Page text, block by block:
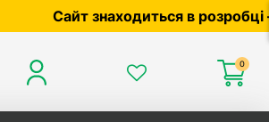
Сайт знаходиться в розробці — по
0